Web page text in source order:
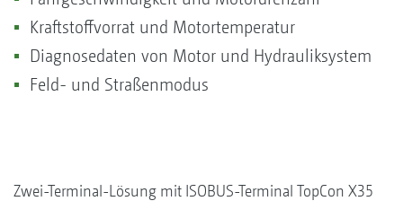
Kraftstoffvorrat und Motortemperatur
Diagnosedaten von Motor und Hydrauliksystem
Feld- und Straßenmodus
Zwei-Terminal-Lösung mit ISOBUS-Terminal TopCon X35